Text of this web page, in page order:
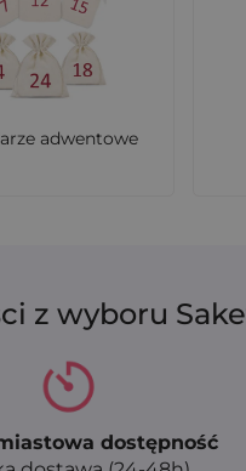
adwentowe
z wyboru
dostępność